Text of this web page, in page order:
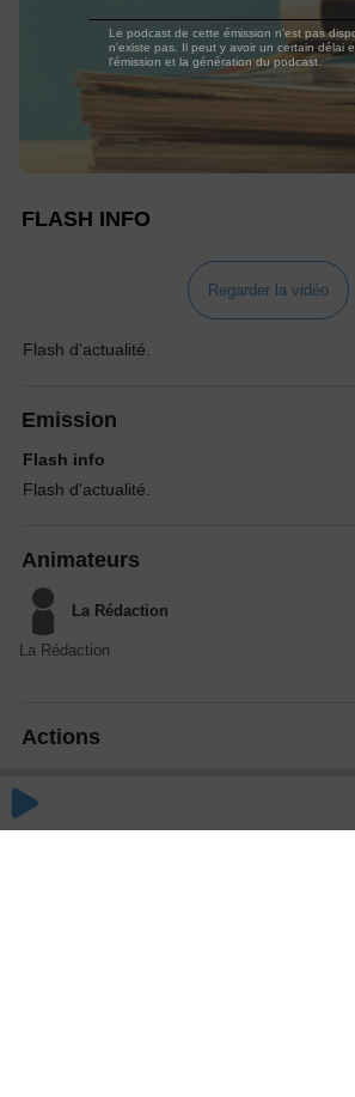
FLASH INFO
Regarder la vidéo
Flash d'actualité.
Emission
Flash info
Flash d'actualité.
Animateurs
La Rédaction
La Rédaction
Actions
Le podcast de cette émission n'est pas
n'existe pas. Il peut y avoir un certain délai
l'émission et la génération du podcast.